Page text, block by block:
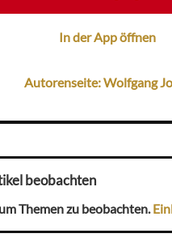
In der App öffnen
Autorenseite: Wolfgang
beobachten
Themen zu beobachten.